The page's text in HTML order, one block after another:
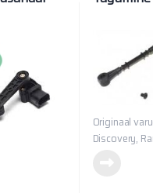
Originaal
Discovery,